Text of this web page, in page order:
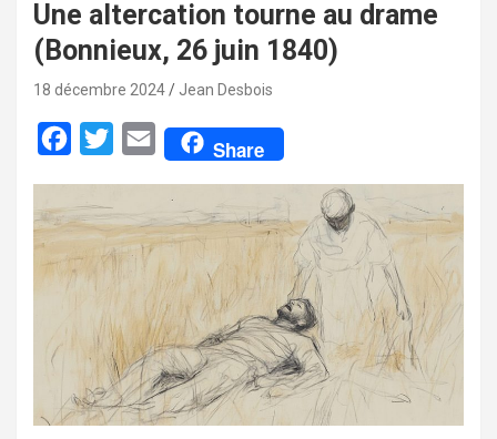
Une altercation tourne au drame
(Bonnieux, 26 juin 1840)
18 décembre 2024 Jean Desbois
c
e
b
t
t
r
E
i
l
Share